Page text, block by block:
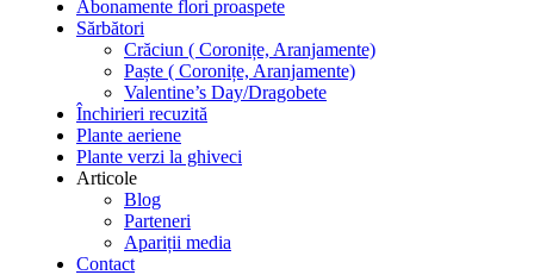
Abonamente flori proaspete
Sărbători
Crăciun ( Coronițe, Aranjamente)
Paște ( Coronițe, Aranjamente)
Valentine’s Day/Dragobete
Închirieri recuzită
Plante aeriene
Plante verzi la ghiveci
Articole
Blog
Parteneri
Apariții media
Contact